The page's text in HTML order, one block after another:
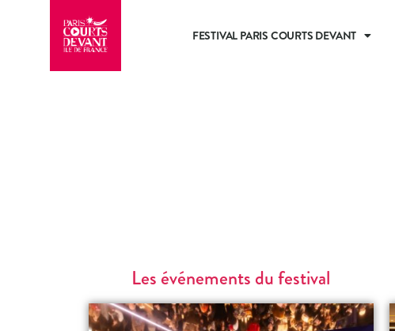
FESTIVAL PARIS COURTS DEVANT
Les événements du festival